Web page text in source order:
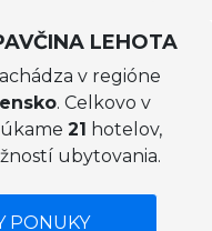
LEHOTA
v regióne
. Celkovo v
21 hotelov,
ubytovania.
PONUKY